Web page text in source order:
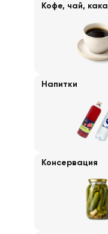
Кофе, чай,
Напитки
Консервация